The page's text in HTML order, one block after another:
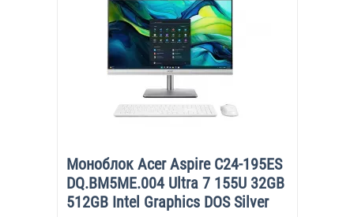
Моноблок Acer Aspire C24-195ES
DQ.BM5ME.004 Ultra 7 155U 32GB
512GB Intel Graphics DOS Silver